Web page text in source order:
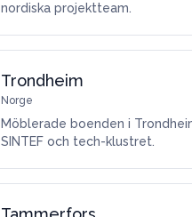
nordiska projektteam.
Trondheim
Norge
Möblerade boenden i
SINTEF och tech-klustret.